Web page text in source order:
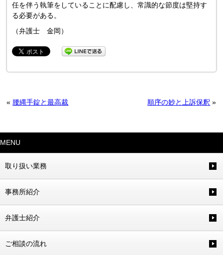
任を伴う執筆をしていることに配慮し、常識的な節度は堅持す
る必要がある。
（弁護士 金岡）
« 腰縄手錠と最高裁 順序の妙と上訴保釈 »
MENU
取り扱い業務
事務所紹介
弁護士紹介
ご相談の流れ